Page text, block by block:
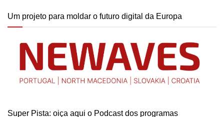
Um projeto para moldar o futuro digital da Europa
Super Pista: oiça aqui o Podcast dos programas